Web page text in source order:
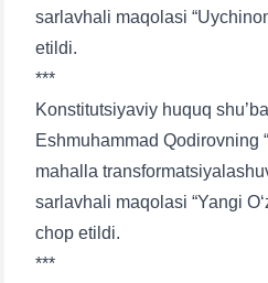
sarlavhali maqolasi
etildi.
***
Konstitutsiyaviy huquq
Eshmuhammad Qodirovning
mahalla
sarlavhali maqolasi “Yangi
chop etildi.
***